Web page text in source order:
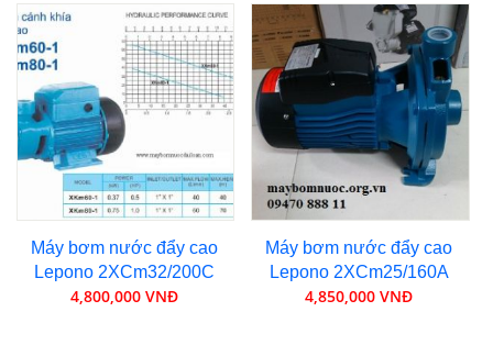
Máy bơm nước đẩy cao
Lepono 2XCm32/200C
4,800,000 VNĐ
Máy bơm nước đẩy cao
Lepono 2XCm25/160A
4,850,000 VNĐ